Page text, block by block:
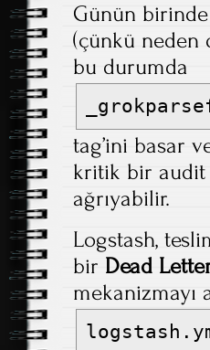
Günün
(çünkü neden
bu durumda
tag’ini basar
kritik bir audit
ağrıyabilir.
Logstash,
bir Dead
mekanizmayı